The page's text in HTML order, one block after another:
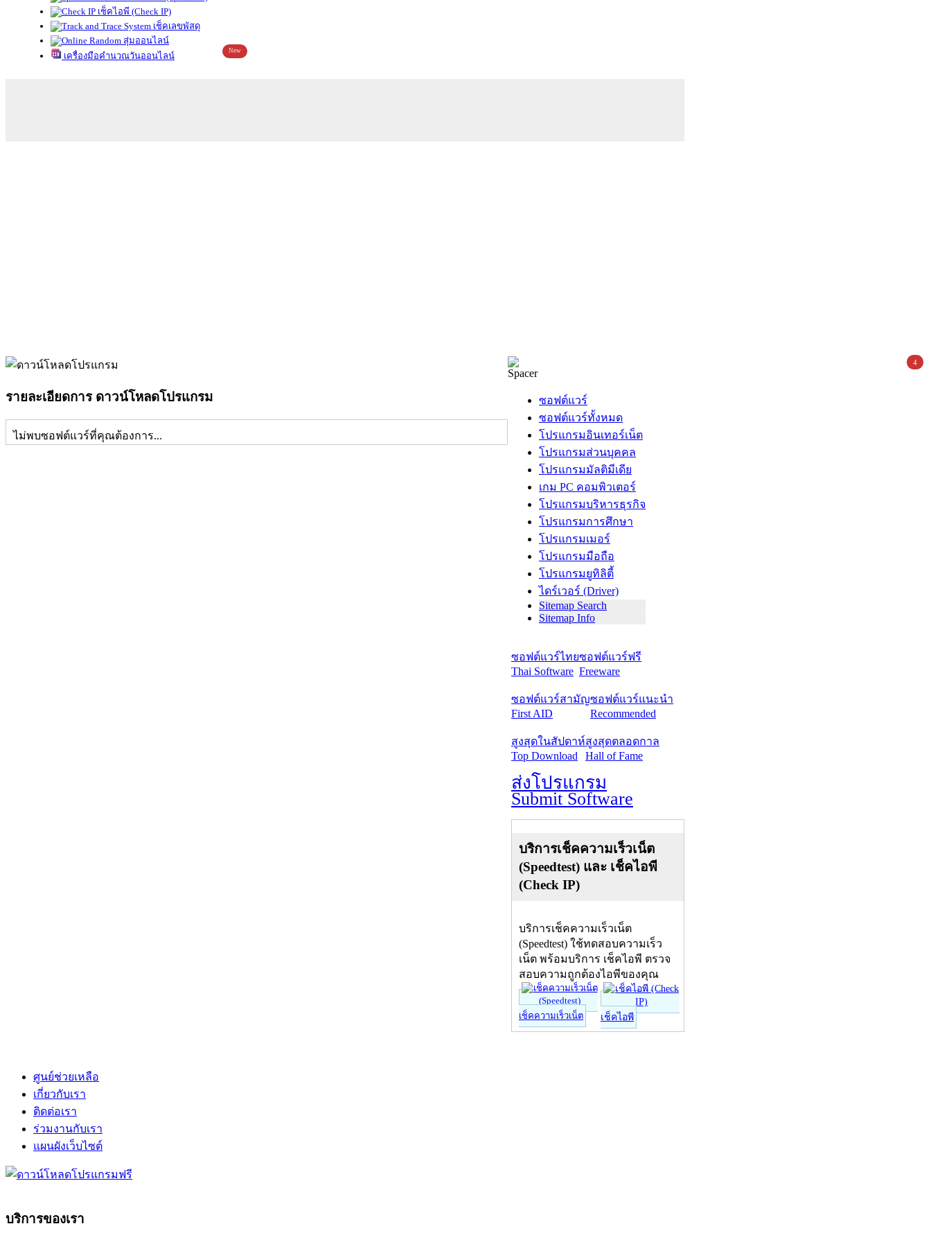
เช็คไอพี (Check IP)
เช็คเลขพัสดุ
สุ่มออนไลน์
เครื่องมือคำนวณวันออนไลน์
New
รายละเอียดการ ดาวน์โหลดโปรแกรม
ไม่พบซอฟต์แวร์ที่คุณต้องการ...
ซอฟต์แวร์
ซอฟต์แวร์ทั้งหมด
โปรแกรมอินเทอร์เน็ต
โปรแกรมส่วนบุคคล
โปรแกรมมัลติมีเดีย
เกม PC คอมพิวเตอร์
โปรแกรมบริหารธุรกิจ
โปรแกรมการศึกษา
โปรแกรมเมอร์
โปรแกรมมือถือ
โปรแกรมยูทิลิตี้
ไดร์เวอร์ (Driver)
Sitemap Search
Sitemap Info
ซอฟต์แวร์ไทย
Thai Software
ซอฟต์แวร์ฟรี
Freeware
ซอฟต์แวร์สามัญ
First AID
ซอฟต์แวร์แนะนำ
Recommended
สูงสุดในสัปดาห์
Top Download
สูงสุดตลอดกาล
Hall of Fame
ส่งโปรแกรม
Submit Software
บริการเช็คความเร็วเน็ต
(Speedtest) และ เช็คไอพี
(Check IP)
บริการเช็คความเร็วเน็ต
(Speedtest) ใช้ทดสอบความเร็ว
เน็ต พร้อมบริการ เช็คไอพี ตรวจ
สอบความถูกต้องไอพีของคุณ
เช็คความเร็วเน็ต เช็คไอพี
ศูนย์ช่วยเหลือ
เกี่ยวกับเรา
ติดต่อเรา
ร่วมงานกับเรา
4
แผนผังเว็บไซต์
บริการของเรา